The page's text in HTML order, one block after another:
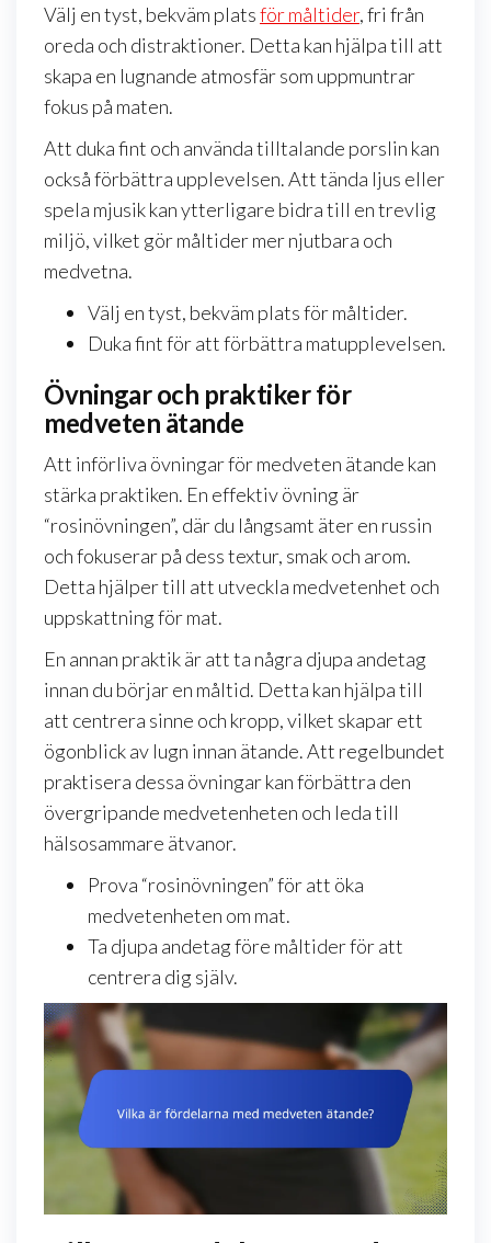
Välj en tyst, bekväm platsför måltider, fri från
oreda och distraktioner. Detta kan hjälpa till att
skapa en lugnande atmosfär som uppmuntrar
fokus på maten.
Att duka fint och använda tilltalande porslin kan
också förbättra upplevelsen. Att tända ljus eller
spela mjusik kan ytterligare bidra till en trevlig
miljö, vilket gör måltider mer njutbara och
medvetna.
Välj en tyst, bekväm plats för måltider.
Duka fint för att förbättra matupplevelsen.
Övningar och praktiker för
medveten ätande
Att införliva övningar för medveten ätande kan
stärka praktiken. En effektiv övning är
“rosinövningen”, där du långsamt äter en russin
och fokuserar på dess textur, smak och arom.
Detta hjälper till att utveckla medvetenhet och
uppskattning för mat.
En annan praktik är att ta några djupa andetag
innan du börjar en måltid. Detta kan hjälpa till
att centrera sinne och kropp, vilket skapar ett
ögonblick av lugn innan ätande. Att regelbundet
praktisera dessa övningar kan förbättra den
övergripande medvetenheten och leda till
hälsosammare ätvanor.
Prova “rosinövningen” för att öka
medvetenheten om mat.
Ta djupa andetag före måltider för att
centrera dig själv.